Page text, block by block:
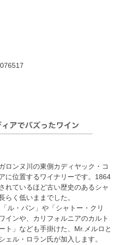
ロンヌ川の東側カディヤック・コ
に位置するワイナリーです。1864
れているほど古い歴史のあるシャ
らく低いままでした。
ル・パン」や「シャトー・クリ
インや、カリフォルニアのカルト
ト」なども手掛けた、Mr.メルロと
ェル・ロラン氏が加入します。